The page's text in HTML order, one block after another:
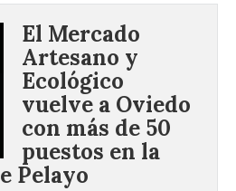
El Mercado
Artesano y
Ecológico
vuelve a Oviedo
con más de 50
puestos en la
Pelayo